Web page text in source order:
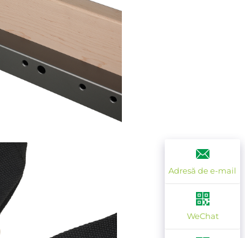
Adresă de e-mail
WeChat